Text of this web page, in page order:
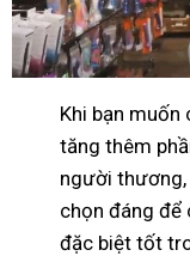
Khi bạn muốn
tăng thêm
người thương,
chọn đáng để
đặc biệt tốt